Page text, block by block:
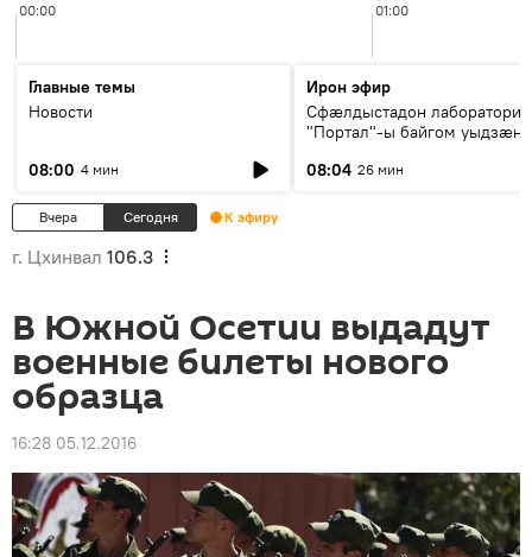
00:00 01:00
Главные темы
Новости
08:00 4 мин
Ирон эфир
Сфæлдыстадон лаборатори
"Портал"-ы байгом уыдзæн
Æхсары куыстыты равдыст
08:04 26 мин
Вчера Сегодня К эфиру
г. Цхинвал 106.3
В Южной Осетии выдадут
военные билеты нового
образца
16:28 05.12.2016